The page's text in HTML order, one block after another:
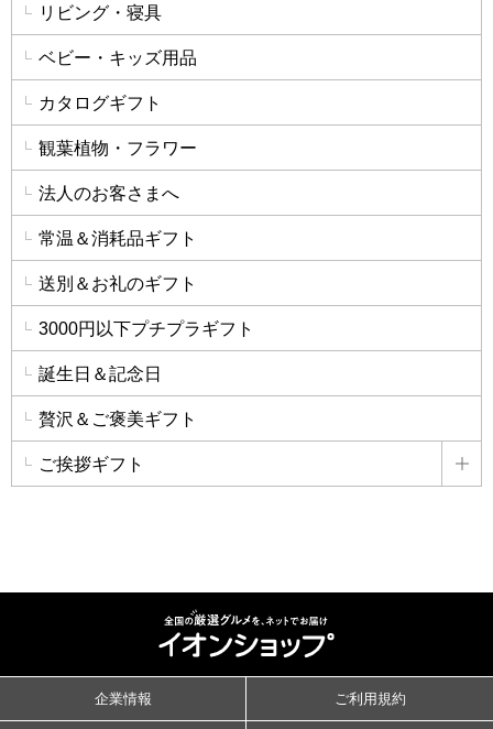
リビング・寝具
ベビー・キッズ用品
カタログギフト
観葉植物・フラワー
法人のお客さまへ
常温＆消耗品ギフト
送別＆お礼のギフト
3000円以下プチプラギフト
誕生日＆記念日
贅沢＆ご褒美ギフト
ご挨拶ギフト 詳
企業情報 ご利用規約